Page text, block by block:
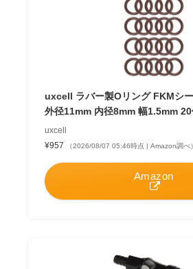
uxcell ラバー製Oリング FKMシ
外径11mm 内径8mm 幅1.5mm 20
uxcell
¥957
（2026/08/07 05:46時点 | Amazon調べ）
Amazon